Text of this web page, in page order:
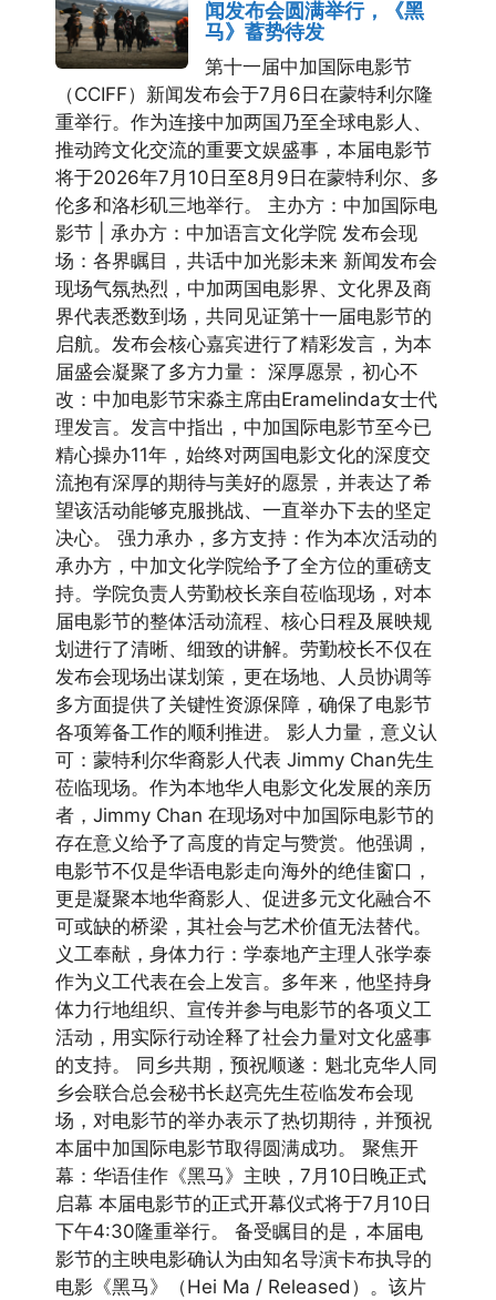
闻发布会圆满举行，《黑
马》蓄势待发
第十一届中加国际电影节
（CCIFF）新闻发布会于7月6日在蒙特利尔隆
重举行。作为连接中加两国乃至全球电影人、
推动跨文化交流的重要文娱盛事，本届电影节
将于2026年7月10日至8月9日在蒙特利尔、多
伦多和洛杉矶三地举行。 主办方：中加国际电
影节 | 承办方：中加语言文化学院 发布会现
场：各界瞩目，共话中加光影未来 新闻发布会
现场气氛热烈，中加两国电影界、文化界及商
界代表悉数到场，共同见证第十一届电影节的
启航。发布会核心嘉宾进行了精彩发言，为本
届盛会凝聚了多方力量： 深厚愿景，初心不
改：中加电影节宋淼主席由Eramelinda女士代
理发言。发言中指出，中加国际电影节至今已
精心操办11年，始终对两国电影文化的深度交
流抱有深厚的期待与美好的愿景，并表达了希
望该活动能够克服挑战、一直举办下去的坚定
决心。 强力承办，多方支持：作为本次活动的
承办方，中加文化学院给予了全方位的重磅支
持。学院负责人劳勤校长亲自莅临现场，对本
届电影节的整体活动流程、核心日程及展映规
划进行了清晰、细致的讲解。劳勤校长不仅在
发布会现场出谋划策，更在场地、人员协调等
多方面提供了关键性资源保障，确保了电影节
各项筹备工作的顺利推进。 影人力量，意义认
可：蒙特利尔华裔影人代表 Jimmy Chan先生
莅临现场。作为本地华人电影文化发展的亲历
者，Jimmy Chan 在现场对中加国际电影节的
存在意义给予了高度的肯定与赞赏。他强调，
电影节不仅是华语电影走向海外的绝佳窗口，
更是凝聚本地华裔影人、促进多元文化融合不
可或缺的桥梁，其社会与艺术价值无法替代。
义工奉献，身体力行：学泰地产主理人张学泰
作为义工代表在会上发言。多年来，他坚持身
体力行地组织、宣传并参与电影节的各项义工
活动，用实际行动诠释了社会力量对文化盛事
的支持。 同乡共期，预祝顺遂：魁北克华人同
乡会联合总会秘书长赵亮先生莅临发布会现
场，对电影节的举办表示了热切期待，并预祝
本届中加国际电影节取得圆满成功。 聚焦开
幕：华语佳作《黑马》主映，7月10日晚正式
启幕 本届电影节的正式开幕仪式将于7月10日
下午4:30隆重举行。 备受瞩目的是，本届电
影节的主映电影确认为由知名导演卡布执导的
电影《黑马》（Hei Ma / Released）。该片